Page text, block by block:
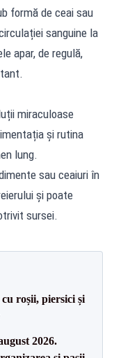
formă de ceai sau
sanguine la
apar, de regulă,
miraculoase
și rutina
lung.
sau ceaiuri în
și poate
sursei.
roșii, piersici și
2026.